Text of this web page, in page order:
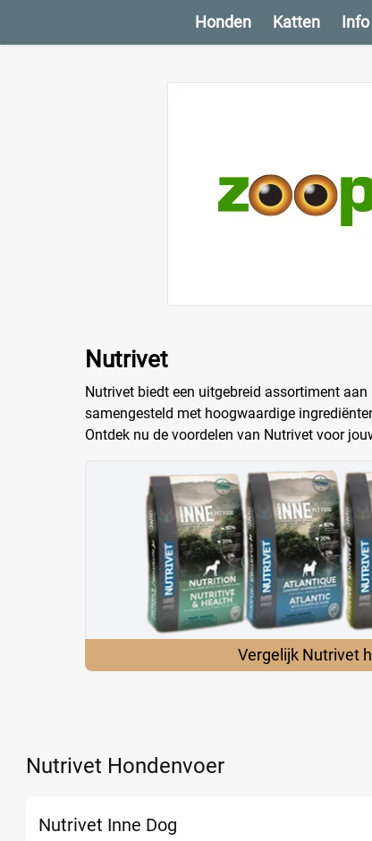
Honden Katten Info
Nutrivet
Nutrivet biedt een uitgebreid assortiment
samengesteld met hoogwaardige
Ontdek nu de voordelen van Nutrivet voor
Vergelijk Nutrivet
Nutrivet Hondenvoer
Nutrivet Inne Dog